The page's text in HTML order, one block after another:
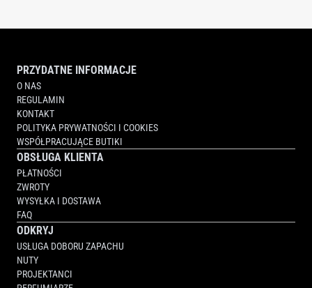
PRZYDATNE INFORMACJE
O NAS
REGULAMIN
KONTAKT
POLITYKA PRYWATNOŚCI I COOKIES
WSPÓŁPRACUJĄCE BUTIKI
OBSŁUGA KLIENTA
PŁATNOŚCI
ZWROTY
WYSYŁKA I DOSTAWA
FAQ
ODKRYJ
USŁUGA DOBORU ZAPACHU
NUTY
PROJEKTANCI